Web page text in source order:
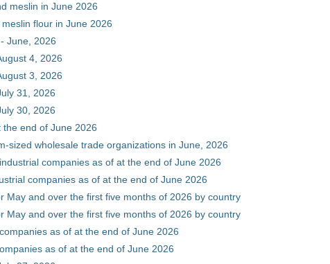
meslin in June 2026
flour in June 2026
June, 2026
4, 2026
3, 2026
31, 2026
30, 2026
end of June 2026
sized wholesale trade organizations in June, 2026
companies as of at the end of June 2026
companies as of at the end of June 2026
May and over the first five months of 2026 by country
May and over the first five months of 2026 by country
as of at the end of June 2026
as of at the end of June 2026